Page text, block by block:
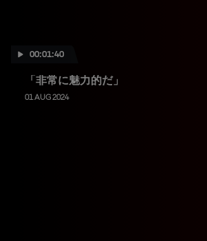
00:01:40
「非常に魅力的だ」
01 AUG 2024